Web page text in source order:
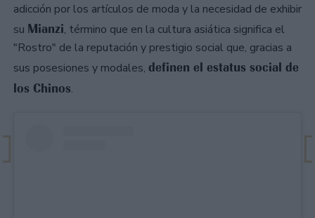
adicción por los artículos de moda y la necesidad de exhibir
su Mianzi, término que en la cultura asiática significa el
"Rostro" de la reputación y prestigio social que, gracias a
sus posesiones y modales, definen el estatus social de
los Chinos.